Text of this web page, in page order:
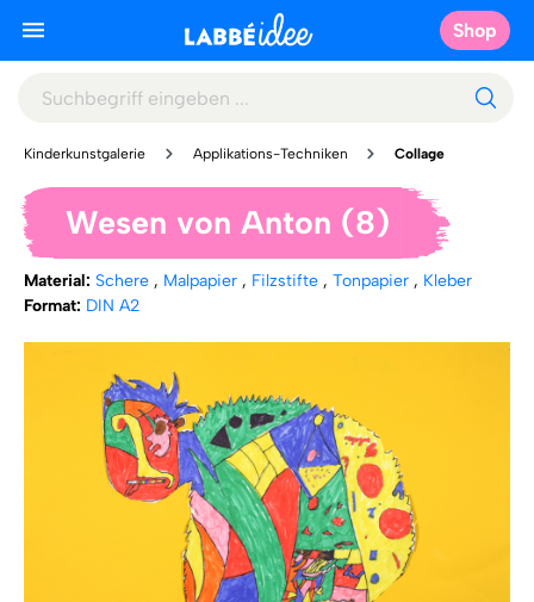
Shop
Kinderkunstgalerie Applikations-Techniken Collage
Wesen von Anton (8)
Material: Schere , Malpapier , Filzstifte , Tonpapier , Kleber
Format: DIN A2